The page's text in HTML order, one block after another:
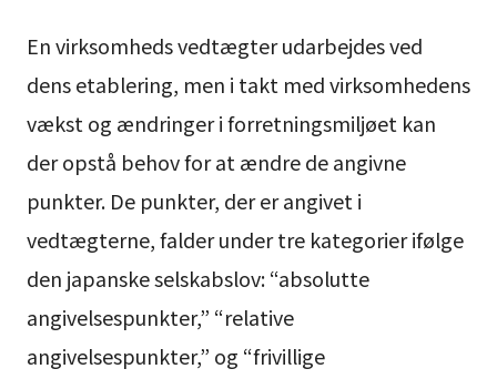
En virksomheds vedtægter udarbejdes ved
dens etablering, men i takt med virksomhedens
vækst og ændringer i forretningsmiljøet kan
der opstå behov for at ændre de angivne
punkter. De punkter, der er angivet i
vedtægterne, falder under tre kategorier ifølge
den japanske selskabslov: “absolutte
angivelsespunkter,” “relative
angivelsespunkter,” og “frivillige